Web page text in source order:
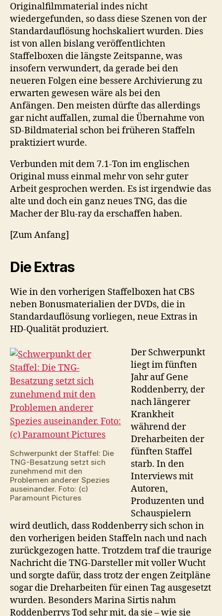
Originalfilmmaterial indes nicht
wiedergefunden, so dass diese Szenen von der
Standardauflösung hochskaliert wurden. Dies
ist von allen bislang veröffentlichten
Staffelboxen die längste Zeitspanne, was
insofern verwundert, da gerade bei den
neueren Folgen eine bessere Archivierung zu
erwarten gewesen wäre als bei den
Anfängen. Den meisten dürfte das allerdings
gar nicht auffallen, zumal die Übernahme von
SD-Bildmaterial schon bei früheren Staffeln
praktiziert wurde.
Verbunden mit dem 7.1-Ton im englischen
Original muss einmal mehr von sehr guter
Arbeit gesprochen werden. Es ist irgendwie das
alte und doch ein ganz neues TNG, das die
Macher der Blu-ray da erschaffen haben.
[Zum Anfang]
Die Extras
Wie in den vorherigen Staffelboxen hat CBS
neben Bonusmaterialien der DVDs, die in
Standardauflösung vorliegen, neue Extras in
HD-Qualität produziert.
Schwerpunkt der Staffel: Die
TNG-Besatzung setzt sich
zunehmend mit den
Problemen anderer Spezies
auseinander. Foto: (c)
Paramount Pictures
Der Schwerpunkt
liegt im fünften
Jahr auf Gene
Roddenberry, der
nach längerer
Krankheit
während der
Dreharbeiten der
fünften Staffel
starb. In den
Interviews mit
Autoren,
Produzenten und
Schauspielern
wird deutlich, dass Roddenberry sich schon in
den vorherigen beiden Staffeln nach und nach
zurückgezogen hatte. Trotzdem traf die traurige
Nachricht die TNG-Darsteller mit voller Wucht
und sorgte dafür, dass trotz der engen Zeitpläne
sogar die Dreharbeiten für einen Tag ausgesetzt
wurden. Besonders Marina Sirtis nahm
Roddenberrys Tod sehr mit, da sie – wie sie